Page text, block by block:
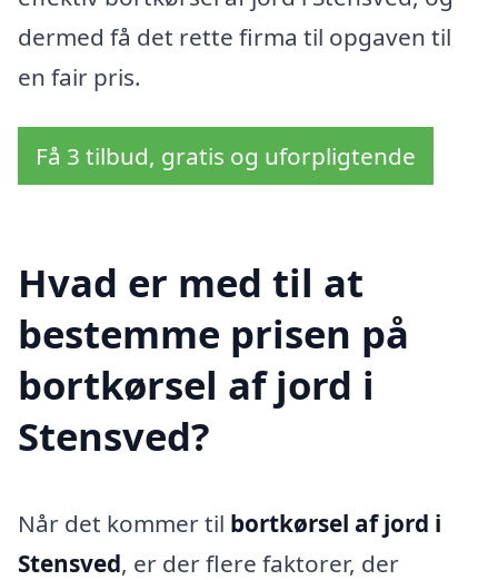
dermed få det rette firma til opgaven til
en fair pris.
Få 3 tilbud, gratis og uforpligtende
Hvad er med til at
bestemme prisen på
bortkørsel af jord i
Stensved?
Når det kommer til bortkørsel af jord i
Stensved, er der flere faktorer, der